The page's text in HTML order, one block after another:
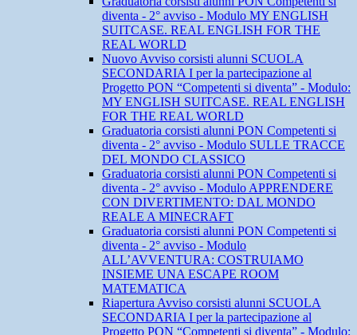
diventa - 2° avviso - Modulo MY ENGLISH
SUITCASE. REAL ENGLISH FOR THE
REAL WORLD
Nuovo Avviso corsisti alunni SCUOLA
SECONDARIA I per la partecipazione al
Progetto PON “Competenti si diventa” - Modulo:
MY ENGLISH SUITCASE. REAL ENGLISH
FOR THE REAL WORLD
Graduatoria corsisti alunni PON Competenti si
diventa - 2° avviso - Modulo SULLE TRACCE
DEL MONDO CLASSICO
Graduatoria corsisti alunni PON Competenti si
diventa - 2° avviso - Modulo APPRENDERE
CON DIVERTIMENTO: DAL MONDO
REALE A MINECRAFT
Graduatoria corsisti alunni PON Competenti si
diventa - 2° avviso - Modulo
ALL’AVVENTURA: COSTRUIAMO
INSIEME UNA ESCAPE ROOM
MATEMATICA
Riapertura Avviso corsisti alunni SCUOLA
SECONDARIA I per la partecipazione al
Progetto PON “Competenti si diventa” - Modulo: